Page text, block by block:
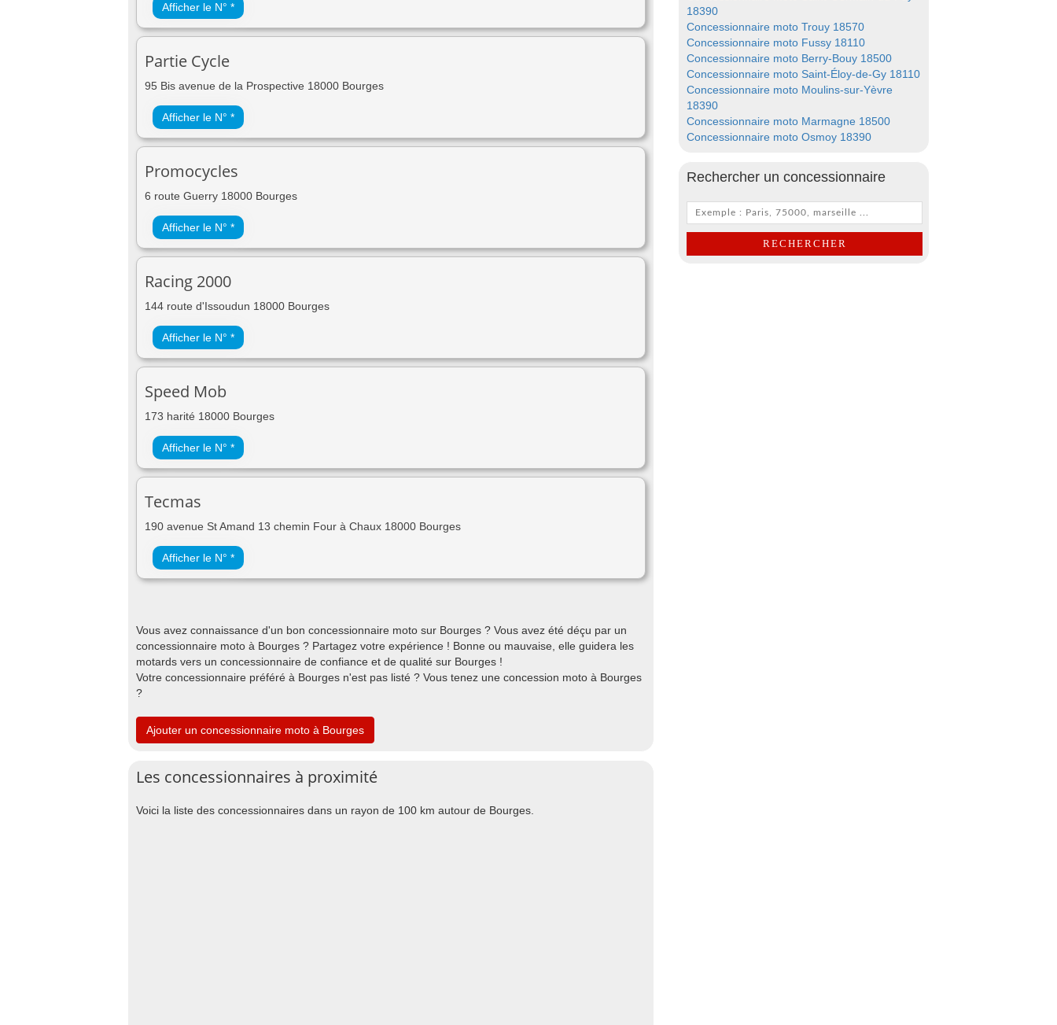
Afficher le N° *
Partie Cycle
95 Bis avenue de la Prospective 18000 Bourges
Afficher le N° *
Promocycles
6 route Guerry 18000 Bourges
Afficher le N° *
Racing 2000
144 route d'Issoudun 18000 Bourges
Afficher le N° *
Speed Mob
173 harité 18000 Bourges
Afficher le N° *
Tecmas
190 avenue St Amand 13 chemin Four à Chaux 18000 Bourges
Afficher le N° *
Vous avez connaissance d'un bon concessionnaire moto sur Bourges ? Vous avez été déçu par un
concessionnaire moto à Bourges ? Partagez votre expérience ! Bonne ou mauvaise, elle guidera les
motards vers un concessionnaire de confiance et de qualité sur Bourges !
Votre concessionnaire préféré à Bourges n'est pas listé ? Vous tenez une concession moto à Bourges
?
Ajouter un concessionnaire moto à Bourges
Les concessionnaires à proximité
Voici la liste des concessionnaires dans un rayon de 100 km autour de Bourges.
18390
Concessionnaire moto Trouy 18570
Concessionnaire moto Fussy 18110
Concessionnaire moto Berry-Bouy 18500
Concessionnaire moto Saint-Éloy-de-Gy 18110
Concessionnaire moto Moulins-sur-Yèvre
18390
Concessionnaire moto Marmagne 18500
Concessionnaire moto Osmoy 18390
Rechercher un concessionnaire